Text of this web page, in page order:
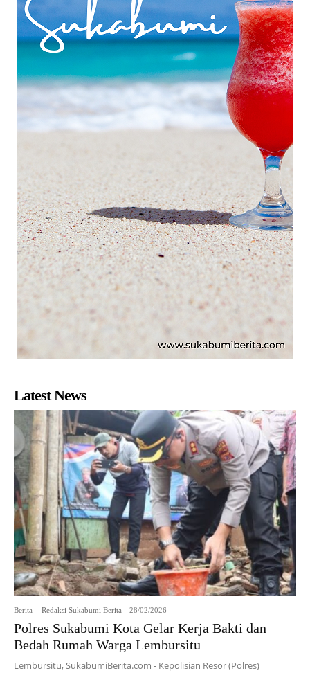
Latest News
Berita Redaksi Sukabumi Berita - 28/02/2026
Polres Sukabumi Kota Gelar Kerja Bakti dan
Bedah Rumah Warga Lembursitu
Lembursitu, SukabumiBerita.com - Kepolisian Resor (Polres)